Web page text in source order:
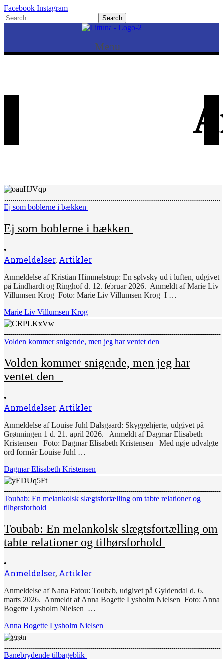
Facebook Instagram
Menu
Ej som boblerne i bækken
Ej som boblerne i bækken
•
Anmeldelser, Artikler
Anmeldelse af Kristian Himmelstrup: En sølvsky ud i luften, udgivet
på Lindhardt og Ringhof d. 12. februar 2026. Anmeldt af Marie Liv
Villumsen Krog Foto: Marie Liv Villumsen Krog I …
Marie Liv Villumsen Krog
Volden kommer snigende, men jeg har ventet den
Volden kommer snigende, men jeg har
ventet den
•
Anmeldelser, Artikler
Anmeldelse af Louise Juhl Dalsgaard: Skyggehjerte, udgivet på
Grønningen 1 d. 21. april 2026. Anmeldt af Dagmar Elisabeth
Kristensen Foto: Dagmar Elisabeth Kristensen Med nøje udvalgte
ord formår Louise Juhl …
Dagmar Elisabeth Kristensen
Toubab: En melankolsk slægtsfortælling om tabte relationer og
tilhørsforhold
Toubab: En melankolsk slægtsfortælling om
tabte relationer og tilhørsforhold
•
Anmeldelser, Artikler
Anmeldelse af Nana Fatou: Toubab, udgivet på Gyldendal d. 6.
marts 2026. Anmeldt af Anna Bogette Lysholm Nielsen Foto: Anna
Bogette Lysholm Nielsen …
Anna Bogette Lysholm Nielsen
Banebrydende tilbageblik